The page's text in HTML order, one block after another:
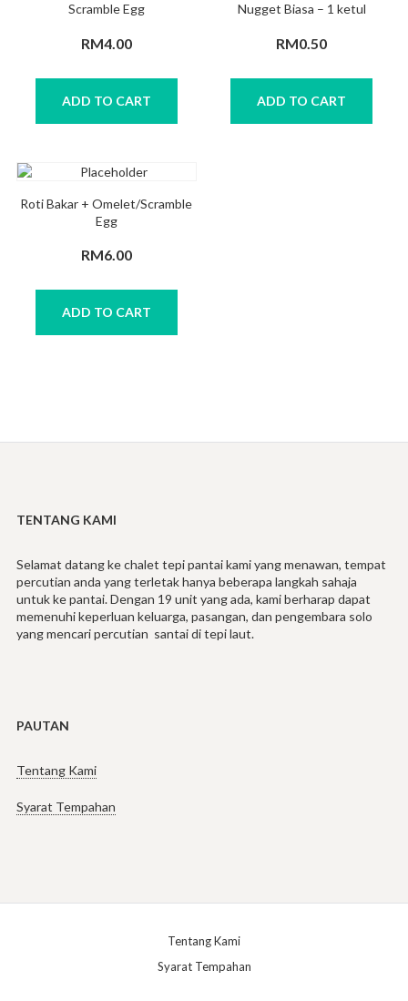
Scramble Egg
RM4.00
ADD TO CART
Nugget Biasa – 1 ketul
RM0.50
ADD TO CART
Roti Bakar + Omelet/Scramble
Egg
RM6.00
ADD TO CART
TENTANG KAMI
Selamat datang ke chalet tepi pantai kami yang menawan, tempat
percutian anda yang terletak hanya beberapa langkah sahaja
untuk ke pantai. Dengan 19 unit yang ada, kami berharap dapat
memenuhi keperluan keluarga, pasangan, dan pengembara solo
yang mencari percutian santai di tepi laut.
PAUTAN
Tentang Kami
Syarat Tempahan
Tentang Kami
Syarat Tempahan